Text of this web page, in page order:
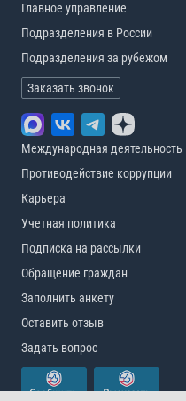
Главное управление
Подразделения в России
Подразделения за рубежом
Заказать звонок
Международная деятельность
Противодействие коррупции
Карьера
Учетная политика
Подписка на рассылки
Обращение граждан
Заполнить анкету
Оставить отзыв
Задать вопрос